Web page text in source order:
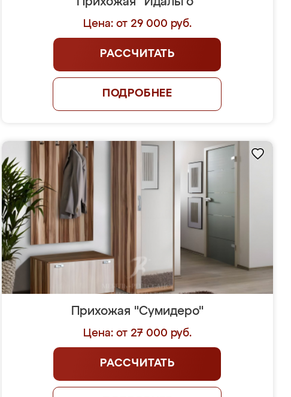
Цена: от 29 000 руб.
РАССЧИТАТЬ
ПОДРОБНЕЕ
Прихожая "Сумидеро"
Цена: от 27 000 руб.
РАССЧИТАТЬ